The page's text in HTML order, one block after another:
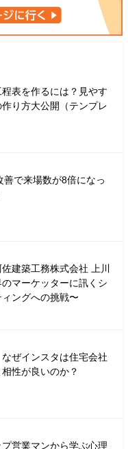
表を作るには？見やす
り方大公開（テンプレ
善で来場数が8倍になっ
建築工務株式会社 上川
マーケッターに訊くシ
ングへの挑戦〜
なぜインスタは住宅会社
性が良いのか？
営業マンから学ぶ心理